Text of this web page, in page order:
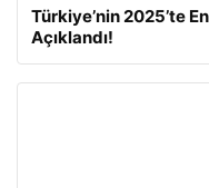
Türkiye’nin 2025’te
Açıklandı!